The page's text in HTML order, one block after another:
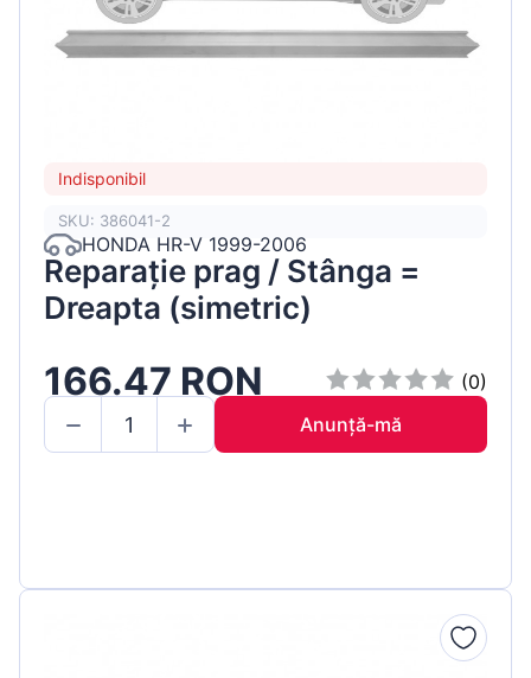
Indisponibil
SKU: 386041-2
HONDA HR-V 1999-2006
Reparație prag / Stânga =
Dreapta (simetric)
166.47 RON
(0)
Anunță-mă